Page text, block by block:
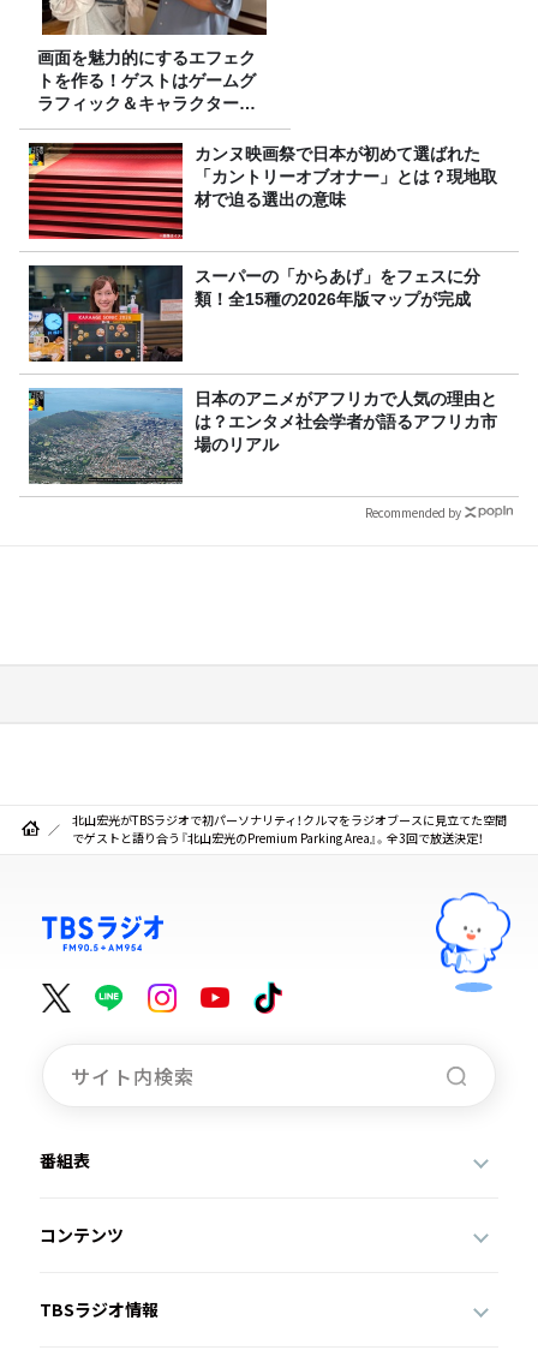
画面を魅力的にするエフェク
トを作る！ゲストはゲームグ
ラフィック＆キャラクター専
攻の遠藤里桜さん！
カンヌ映画祭で日本が初めて選ばれた
「カントリーオブオナー」とは？現地取
材で迫る選出の意味
スーパーの「からあげ」をフェスに分
類！全15種の2026年版マップが完成
日本のアニメがアフリカで人気の理由と
は？エンタメ社会学者が語るアフリカ市
場のリアル
Recommended by
北山宏光がTBSラジオで初パーソナリティ！クルマをラジオブースに見立てた空間
でゲストと語り合う『北山宏光のPremium Parking Area』。全3回で放送決定！
番組表
コンテンツ
TBSラジオ情報